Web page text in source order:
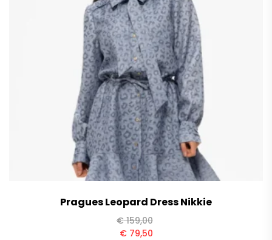
Pragues Leopard Dress Nikkie
€159,00
€79,50